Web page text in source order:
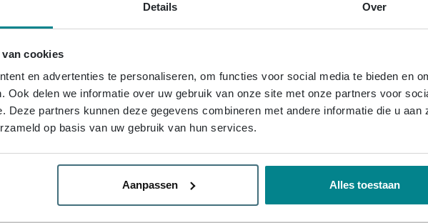
Details Over
cookies
en advertenties te personaliseren, om functies voor social media te bieden en
Ook delen we informatie over uw gebruik van onze site met onze partners voor
Deze partners kunnen deze gegevens combineren met andere informatie die u aan
op basis van uw gebruik van hun services.
Aanpassen Alles toestaan
Regendoucheset -
IVY Pact Regendoucheset -
inbouw - symmetry - 2-weg
stop-omstel - 40cm wandarm -
IVY
inbouw
stop-